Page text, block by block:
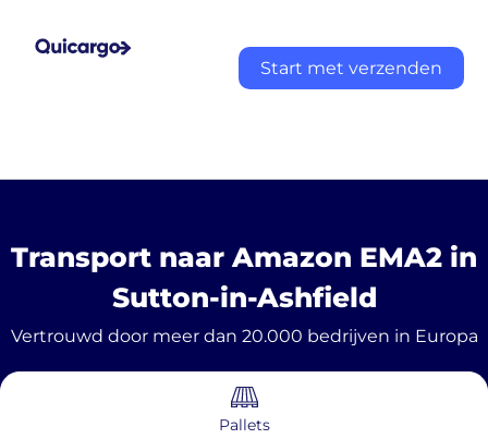
Start met verzenden
Transport naar Amazon EMA2 in
Sutton-in-Ashfield
Vertrouwd door meer dan 20.000 bedrijven in Europa
Pallets